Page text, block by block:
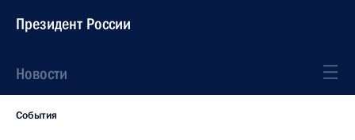
Президент России
Новости
События